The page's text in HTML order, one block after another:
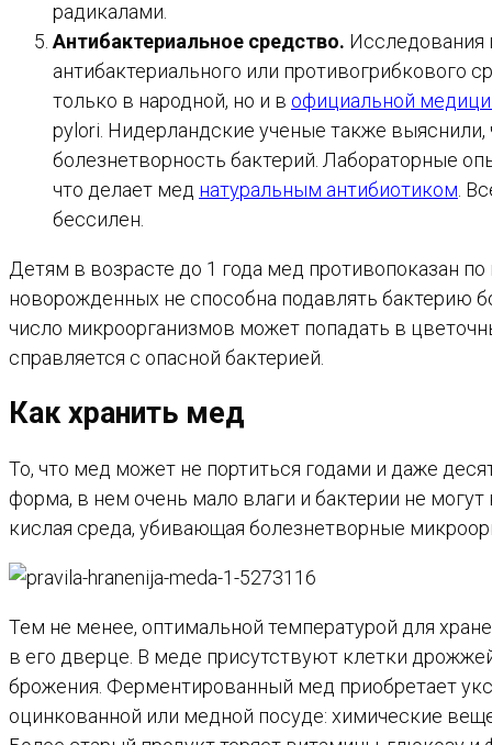
радикалами.
Антибактериальное средство. Исследования
антибактериального или противогрибкового
только в народной, но и в официальной
pylori. Нидерландские ученые также
болезнетворность бактерий. Лабораторные
что делает мед натуральным антибиотиком.
бессилен.
Детям в возрасте до 1 года мед противопоказан
новорожденных не способна подавлять бактерию
число микроорганизмов может попадать в
справляется с опасной бактерией.
Как хранить мед
То, что мед может не портиться годами и даже
форма, в нем очень мало влаги и бактерии не
кислая среда, убивающая болезнетворные
Тем не менее, оптимальной температурой для
в его дверце. В меде присутствуют клетки
брожения. Ферментированный мед приобретает
оцинкованной или медной посуде: химические